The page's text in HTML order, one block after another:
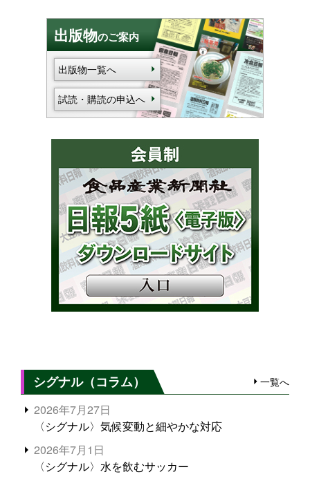
出版物のご案内
出版物一覧へ
試読・購読の申込へ
シグナル（コラム） 一覧へ
2026年7月27日
〈シグナル〉気候変動と細やかな対応
2026年7月1日
〈シグナル〉水を飲むサッカー